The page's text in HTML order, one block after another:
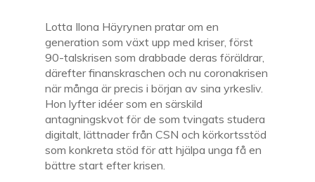
Lotta Ilona Häyrynen pratar om en
generation som växt upp med kriser, först
90-talskrisen som drabbade deras föräldrar,
därefter finanskraschen och nu coronakrisen
när många är precis i början av sina yrkesliv.
Hon lyfter idéer som en särskild
antagningskvot för de som tvingats studera
digitalt, lättnader från CSN och körkortsstöd
som konkreta stöd för att hjälpa unga få en
bättre start efter krisen.